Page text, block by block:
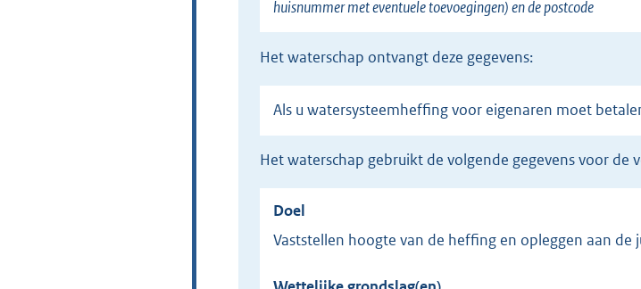
k
)
huisnummer met eventuele toevoegingen) en de postcode
het waterschap ontvangt deze gegevens:
Als u watersysteemheffing voor eigenaren moet
het waterschap gebruikt de volgende gegevens voor de
Doel
Vaststellen hoogte van de heffing en opleggen aan de